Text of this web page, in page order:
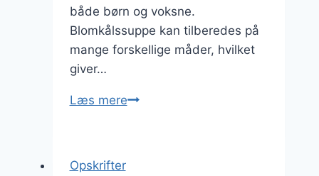
både børn og voksne.
Blomkålssuppe kan tilberedes på
mange forskellige måder, hvilket
giver…
Læs mereBlomkålssuppe
Opskrifter